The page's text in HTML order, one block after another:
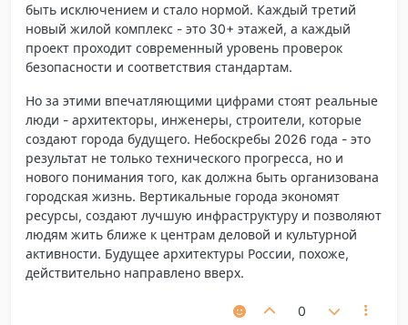
быть исключением и стало нормой. Каждый третий
новый жилой комплекс - это 30+ этажей, а каждый
проект проходит современный уровень проверок
безопасности и соответствия стандартам.
Но за этими впечатляющими цифрами стоят реальные
люди - архитекторы, инженеры, строители, которые
создают города будущего. Небоскребы 2026 года - это
результат не только технического прогресса, но и
нового понимания того, как должна быть организована
городская жизнь. Вертикальные города экономят
ресурсы, создают лучшую инфраструктуру и позволяют
людям жить ближе к центрам деловой и культурной
активности. Будущее архитектуры России, похоже,
действительно направлено вверх.
0